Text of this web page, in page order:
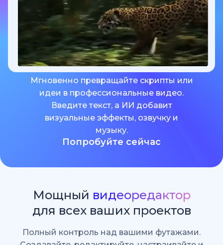
Мгновенно превращайте скрипты или
идеи в профессиональные видео.
Введите текст, а ИИ добавит
визуальные эффекты, озвучку и
музыку.
Попробуйте сейчас
Мощный видеоредактор
для всех ваших проектов
Полный контроль над вашими футажами.